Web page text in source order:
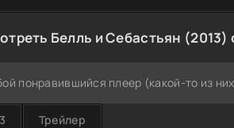
Белль и Себастьян (2013)
понравившийся плеер (какой-то из
Трейлер